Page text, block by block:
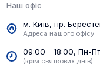
Наш офіс
м. Київ, пр.
Адреса нашого офісу
09:00 - 18:00, Пн-Пт
(крім святкових днів)